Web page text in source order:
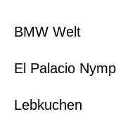
BMW Welt
El Palacio
Lebkuchen